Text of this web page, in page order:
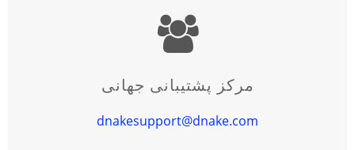
مرکز پشتیبانی جهانی
dnakesupport@dnake.com